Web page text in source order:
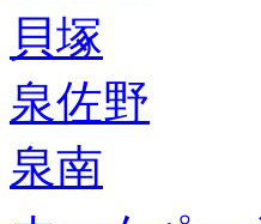
貝塚
泉佐野
泉南